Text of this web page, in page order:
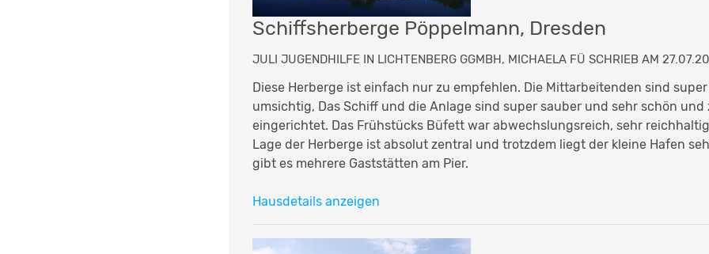
Schiffsherberge Pöppelmann, Dresden
JULI JUGENDHILFE IN LICHTENBERG GGMBH, MICHAELA FÜ SCHRIEB AM
Diese Herberge ist einfach nur zu empfehlen. Die Mittarbeitenden sind
umsichtig, Das Schiff und die Anlage sind super sauber und sehr schön und
eingerichtet. Das Frühstücks Büfett war abwechslungsreich, sehr
Lage der Herberge ist absolut zentral und trotzdem liegt der kleine Hafen
gibt es mehrere Gaststätten am Pier.
Hausdetails anzeigen